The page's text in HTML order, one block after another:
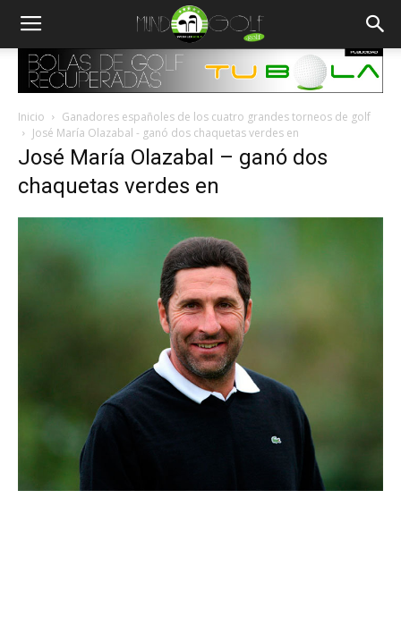
Inicio
Ganadores españoles de los cuatro grandes torneos de golf
José María Olazabal - ganó dos chaquetas verdes en
José María Olazabal – ganó dos
chaquetas verdes en